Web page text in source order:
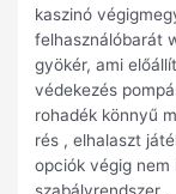
kaszinó
felhasználóbarát
gyökér, ami
védekezés
rohadék könnyű
rés , elhalaszt
opciók végig